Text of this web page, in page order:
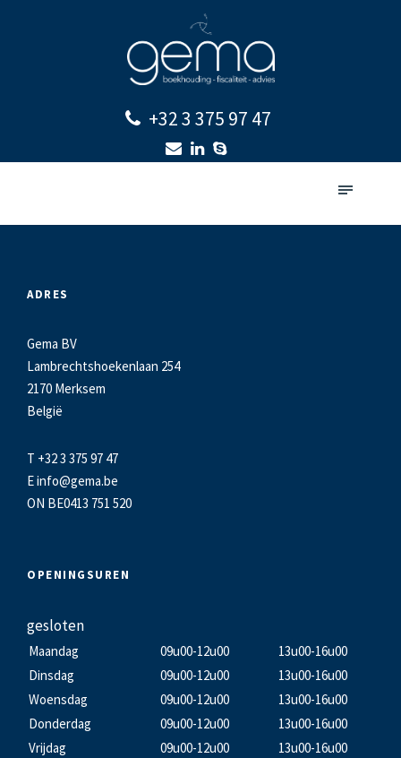
+32 3 375 97 47
ADRES
Gema BV
Lambrechtshoekenlaan 254
2170 Merksem
België
T +32 3 375 97 47
Einfo@gema.be
ON BE0413 751 520
OPENINGSUREN
gesloten
Maandag 09u00-12u00
13u00-16u00
Dinsdag
09u00-12u00
13u00-16u00
Woensdag
09u00-12u00
13u00-16u00
Donderdag
09u00-12u00
13u00-16u00
Vrijdag
09u00-12u00
13u00-16u00